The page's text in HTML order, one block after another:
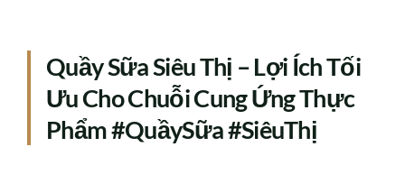
Quầy Sữa Siêu Thị – Lợi Ích Tối
Ưu Cho Chuỗi Cung Ứng Thực
Phẩm #QuầySữa #SiêuThị